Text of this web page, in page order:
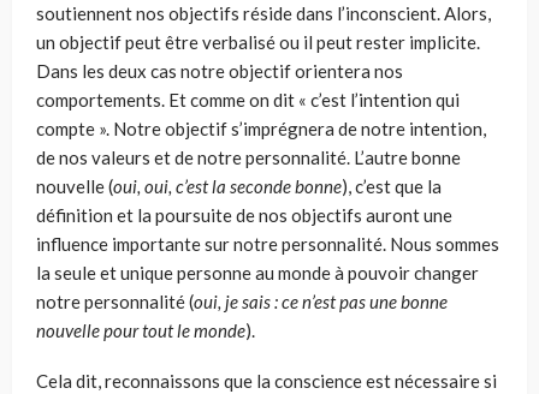
soutiennent nos objectifs réside dans l’inconscient. Alors,
un objectif peut être verbalisé ou il peut rester implicite.
Dans les deux cas notre objectif orientera nos
comportements. Et comme on dit « c’est l’intention qui
compte ». Notre objectif s’imprégnera de notre intention,
de nos valeurs et de notre personnalité. L’autre bonne
nouvelle (oui, oui, c’est la seconde bonne), c’est que la
définition et la poursuite de nos objectifs auront une
influence importante sur notre personnalité. Nous sommes
la seule et unique personne au monde à pouvoir changer
notre personnalité (oui, je sais : ce n’est pas une bonne
nouvelle pour tout le monde).
Cela dit, reconnaissons que la conscience est nécessaire si